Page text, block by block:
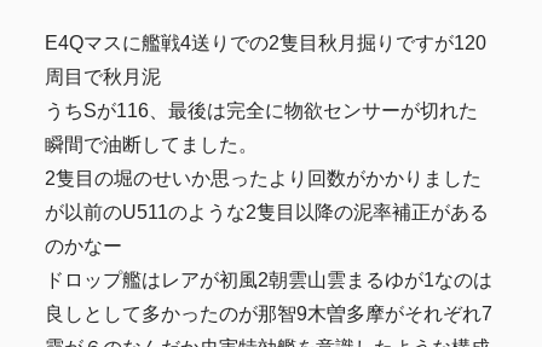
E4Qマスに艦戦4送りでの2隻目秋月掘りですが120
周目で秋月泥
うちSが116、最後は完全に物欲センサーが切れた
瞬間で油断してました。
2隻目の堀のせいか思ったより回数がかかりました
が以前のU511のような2隻目以降の泥率補正がある
のかなー
ドロップ艦はレアが初風2朝雲山雲まるゆが1なのは
良しとして多かったのが那智9木曽多摩がそれぞれ7